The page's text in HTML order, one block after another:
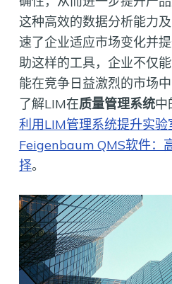
这种高效的数据分析能力
速了企业适应市场变化并
助这样的工具，企业不仅
能在竞争日益激烈的市场
了解LIM在质量管理系统中
利用LIM管理系统提升实验
Feigenbaum QMS软件：
择。